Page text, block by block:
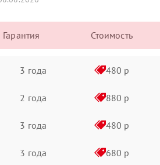
Гарантия Стоимость
3 года 480 р
2 года 880 р
3 года 480 р
3 года 680 р